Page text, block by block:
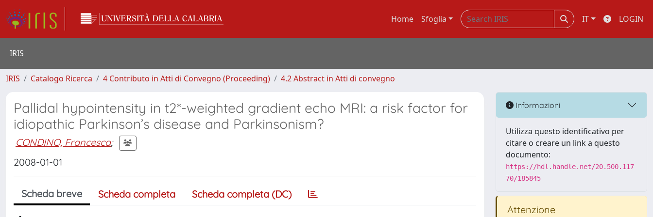
Home Sfoglia IT LOGIN
IRIS
IRIS Catalogo Ricerca 4 Contributo in Atti di Convegno (Proceeding) 4.2 Abstract in Atti di convegno
Pallidal hypointensity in t2*-weighted gradient echo MRI: a risk factor for
idiopathic Parkinson’s disease and Parkinsonism?
CONDINO, Francesca;
2008-01-01
Scheda breve Scheda completa Scheda completa (DC)
Informazioni
Utilizza questo identificativo per
citare o creare un link a questo
documento:
https://hdl.handle.net/20.500.117
70/185845
Attenzione